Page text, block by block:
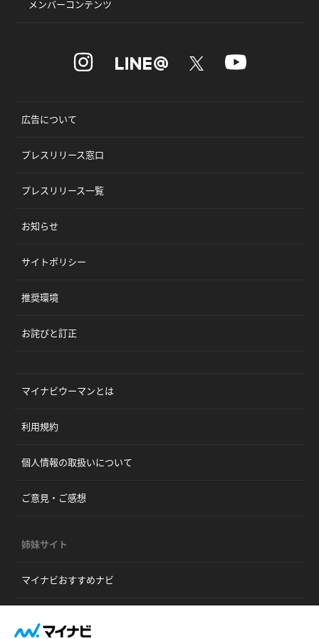
メンバーコンテンツ
広告について
プレスリリース窓口
プレスリリース一覧
お知らせ
サイトポリシー
推奨環境
お詫びと訂正
マイナビウーマンとは
利用規約
個人情報の取扱いについて
ご意見・ご感想
姉妹サイト
マイナビおすすめナビ